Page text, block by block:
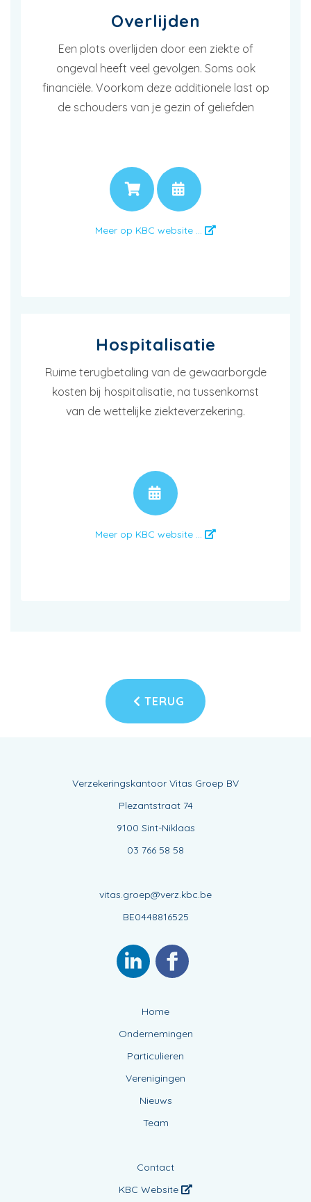
Overlijden
Een plots overlijden door een ziekte of
ongeval heeft veel gevolgen. Soms ook
financiële. Voorkom deze additionele last op
de schouders van je gezin of geliefden
PRIJS
Meer op KBC website ...
Hospitalisatie
Ruime terugbetaling van de gewaarborgde
kosten bij hospitalisatie, na tussenkomst
van de wettelijke ziekteverzekering.
Meer op KBC website ...
TERUG
Verzekeringskantoor Vitas Groep BV
Plezantstraat 74
9100 Sint-Niklaas
03 766 58 58
vitas.groep@verz.kbc.be
BE0448816525
Home
Ondernemingen
Particulieren
Verenigingen
Nieuws
Team
Contact
KBC Website